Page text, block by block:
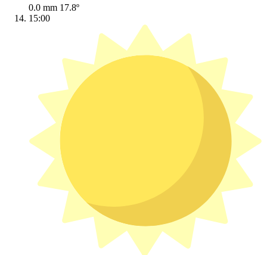
0.0 mm 17.8º
15:00